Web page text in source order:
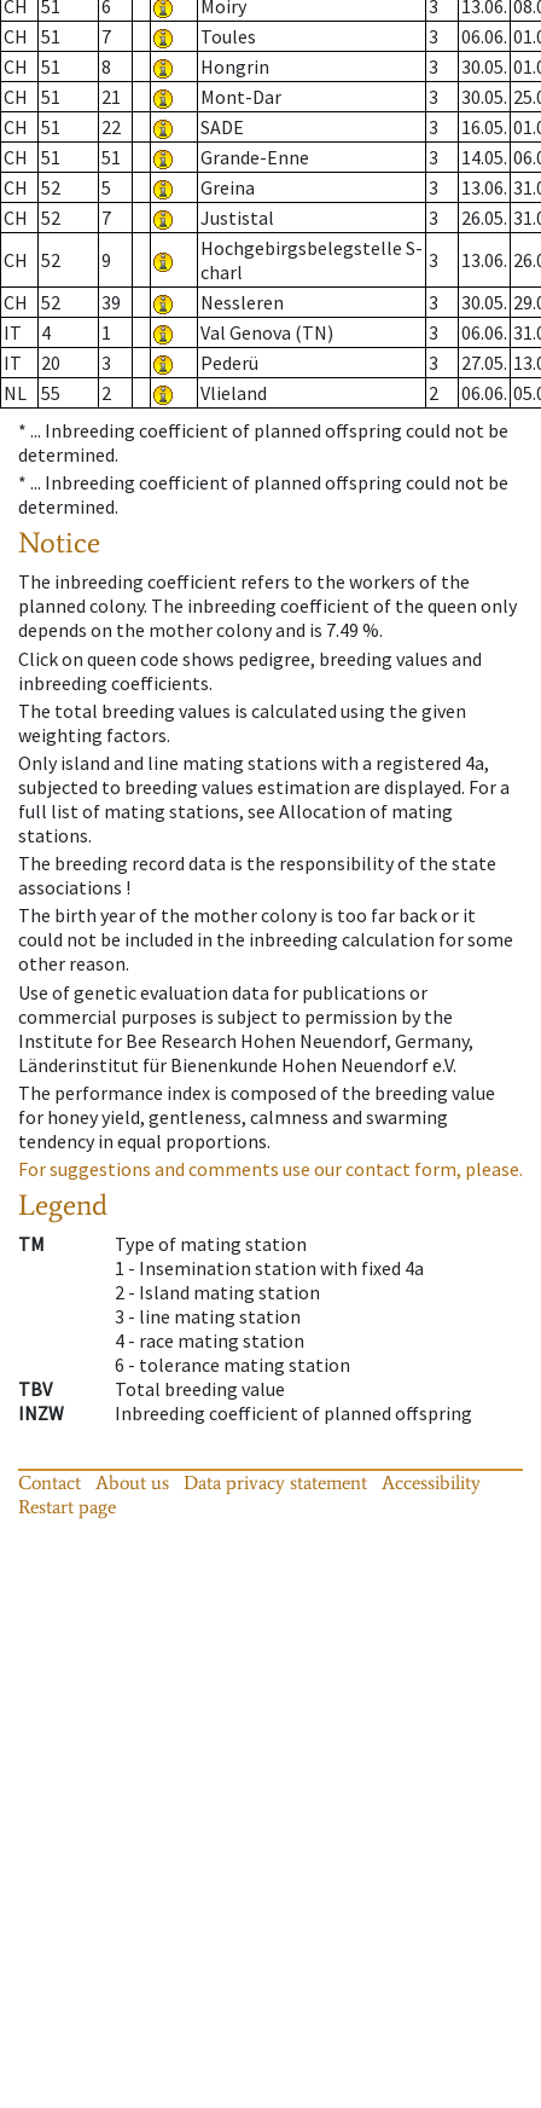
CH 51 6 Moiry 3 13.06.
CH
51 7 Toules 3 06.06.
CH
51 8 Hongrin 3 30.05.
CH
51 21 Mont-Dar 3 30.05.
CH
51 22 SADE 3 16.05.
CH
51 51 Grande-Enne 3 14.05.
CH
52 5 Greina 3 13.06.
CH
52 7 Justistal 3 26.05.
CH
52 9
Hochgebirgsbelegstelle S-
charl
3 13.06.
CH
52 39 Nessleren 3 30.05.
IT
4 1 Val Genova (TN) 3 06.06.
IT
20 3 Pederü 3 27.05.
NL 55 2 Vlieland 2 06.06.
* ... Inbreeding coefficient of planned offspring could not be
determined.
* ... Inbreeding coefficient of planned offspring could not be
determined.
Notice
The inbreeding coefficient refers to the workers of the
planned colony. The inbreeding coefficient of the queen only
depends on the mother colony and is 7.49 %.
Click on queen code shows pedigree, breeding values and
inbreeding coefficients.
The total breeding values is calculated using the given
weighting factors.
Only island and line mating stations with a registered 4a,
subjected to breeding values estimation are displayed. For a
full list of mating stations, see Allocation of mating
stations.
The breeding record data is the responsibility of the state
associations !
The birth year of the mother colony is too far back or it
could not be included in the inbreeding calculation for some
other reason.
Use of genetic evaluation data for publications or
commercial purposes is subject to permission by the
Institute for Bee Research Hohen Neuendorf, Germany,
Länderinstitut für Bienenkunde Hohen Neuendorf e.V.
The performance index is composed of the breeding value
for honey yield, gentleness, calmness and swarming
tendency in equal proportions.
For suggestions and comments use our contact form, please.
Legend
TM
Type of mating station
1 - Insemination station with fixed 4a
2 - Island mating station
3 - line mating station
4 - race mating station
6 - tolerance mating station
TBV
Total breeding value
INZW
Inbreeding coefficient of planned offspring
Contact About us Data privacy statement
Accessibility
Restart page